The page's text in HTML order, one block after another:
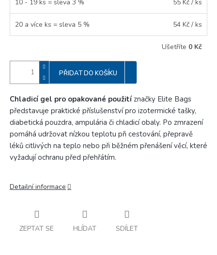
10 - 19 ks = sleva 3 % 55 Kč / ks
20 a více ks = sleva 5 % 54 Kč / ks
Ušetříte 0 Kč
PŘIDAT DO KOŠÍKU
Chladicí gel pro opakované použití značky Elite Bags
představuje praktické příslušenství pro izotermické tašky,
diabetická pouzdra, ampulária či chladicí obaly. Po zmrazení
pomáhá udržovat nízkou teplotu při cestování, přepravě
léků citlivých na teplo nebo při běžném přenášení věcí, které
vyžadují ochranu před přehřátím.
Detailní informace
ZEPTAT SE HLÍDAT SDÍLET